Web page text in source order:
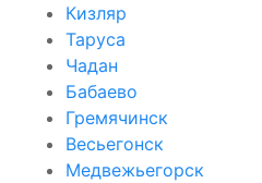
Кизляр
Таруса
Чадан
Бабаево
Гремячинск
Весьегонск
Медвежьегорск